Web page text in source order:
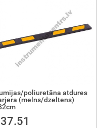
poliuretāna atdures
(melns/dzeltens)